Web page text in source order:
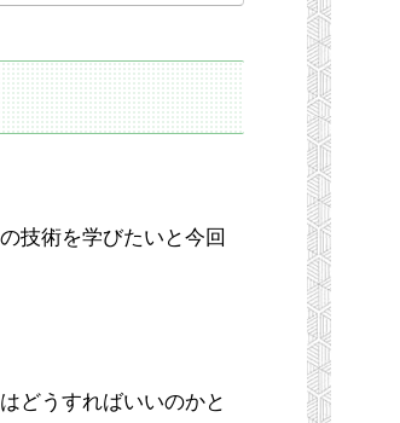
技術を学びたいと今回
どうすればいいのかと